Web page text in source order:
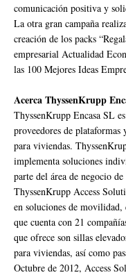
comunicación positiva y
La otra gran campaña
creación de los packs
empresarial Actualidad
las 100 Mejores Ideas
Acerca ThyssenKrupp
ThyssenKrupp Encasa SL
proveedores de plataformas
para viviendas.
implementa soluciones
parte del área de negocio
ThyssenKrupp Access
en soluciones de
que cuenta con 21
que ofrece son sillas
para viviendas, así como
Octubre de 2012, Access